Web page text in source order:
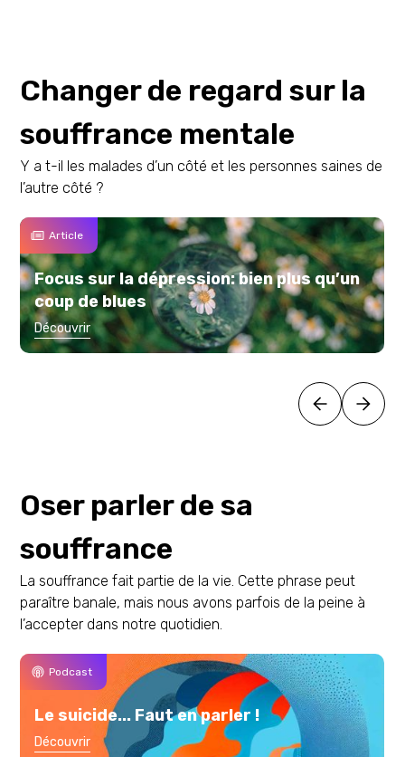
Changer de regard sur la
souffrance mentale
Y a t-il les malades d’un côté et les personnes saines de
l’autre côté ?
Article
Focus sur la dépression: bien plus qu’un
coup de blues
Découvrir
Oser parler de sa
souffrance
La souffrance fait partie de la vie. Cette phrase peut
paraître banale, mais nous avons parfois de la peine à
l’accepter dans notre quotidien.
Podcast
Le suicide... Faut en parler !
Découvrir